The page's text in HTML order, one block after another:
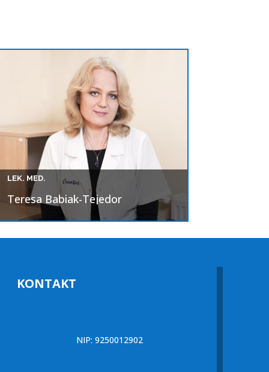
LEK. MED.
Teresa Babiak-Tejedor
KONTAKT
NIP: 9250012902